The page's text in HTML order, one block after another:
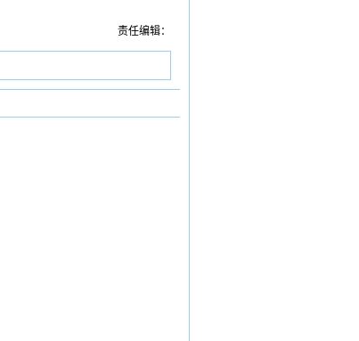
责任编辑：